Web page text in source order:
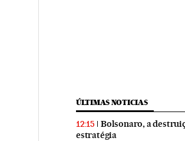
ÚLTIMAS NOTICIAS
12:15
Bolsonaro, a
estratégia